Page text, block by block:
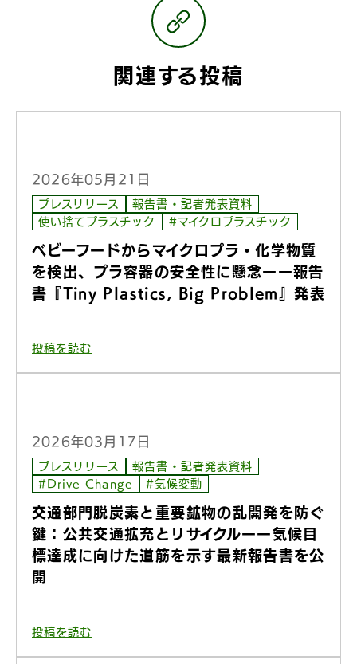
関連する投稿
2026年05月21日
プレスリリース
報告書・記者発表資料
使い捨てプラスチック
#マイクロプラスチック
ベビーフードからマイクロプラ・化学物質
を検出、プラ容器の安全性に懸念ーー報告
書『Tiny Plastics, Big Problem』発表
投稿を読む
2026年03月17日
プレスリリース
報告書・記者発表資料
#Drive Change
#気候変動
交通部門脱炭素と重要鉱物の乱開発を防ぐ
鍵：公共交通拡充とリサイクルーー気候目
標達成に向けた道筋を示す最新報告書を公
開
投稿を読む